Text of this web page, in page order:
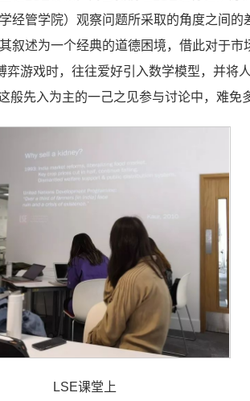
经管学院）观察问题所采取的角度之间的
叙述为一个经典的道德困境，借此对于
游戏时，往往爱好引入数学模型，并将
般先入为主的一己之见参与讨论中，难免
LSE课堂上